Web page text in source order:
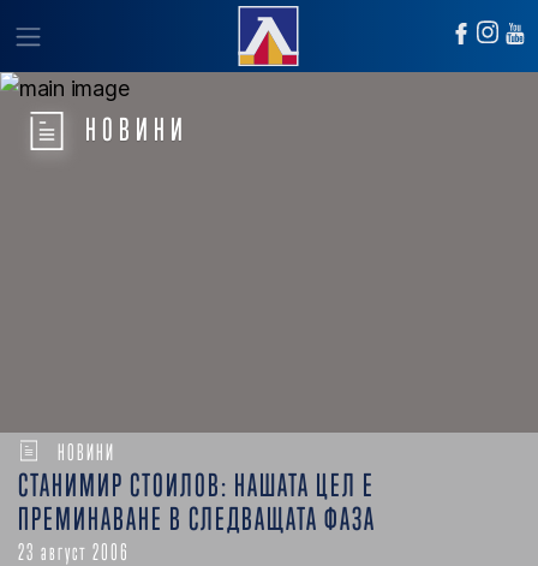
НОВИНИ
НОВИНИ
СТАНИМИР СТОИЛОВ: НАШАТА ЦЕЛ Е
ПРЕМИНАВАНЕ В СЛЕДВАЩАТА ФАЗА
23 август 2006